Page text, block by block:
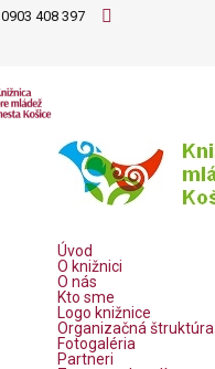
0903 408 397
Úvod
O knižnici
O nás
Kto sme
Logo knižnice
Organizačná štruktúra
Fotogaléria
Partneri